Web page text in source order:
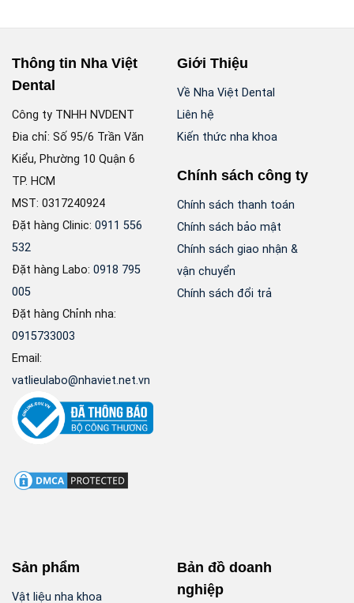
Thông tin Nha Việt
Dental
Công ty TNHH NVDENT
Đia chỉ: Số 95/6 Trần Văn
Kiểu, Phường 10 Quận 6
TP. HCM
MST: 0317240924
Đặt hàng Clinic: 0911 556
532
Đặt hàng Labo: 0918 795
005
Đặt hàng Chỉnh nha:
0915733003
Email:
vatlieulabo@nhaviet.net.vn
Giới Thiệu
Về Nha Việt Dental
Liên hệ
Kiến thức nha khoa
Chính sách công ty
Chính sách thanh toán
Chính sách bảo mật
Chính sách giao nhận &
vận chuyển
Chính sách đổi trả
Sản phẩm
Vật liệu nha khoa
Bản đồ doanh
nghiệp